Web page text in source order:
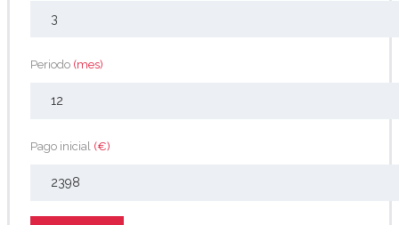
Periodo (mes)
Pago inicial (€)